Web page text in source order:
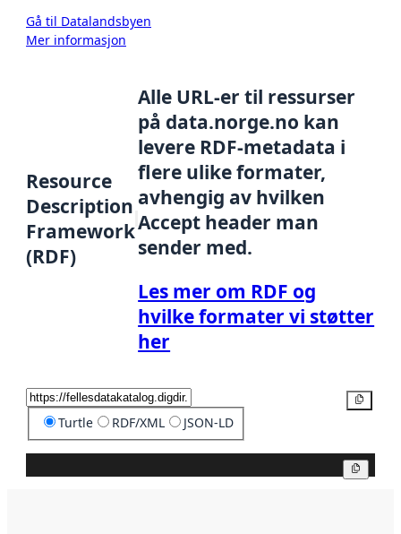
Gå til Datalandsbyen
Mer informasjon
Resource
Description
Framework
(RDF)
Alle URL-er til ressurser
på data.norge.no kan
levere RDF-metadata i
flere ulike formater,
avhengig av hvilken
Accept header man
sender med.
Les mer om RDF og
hvilke formater vi støtter
her
Turtle RDF/XML JSON-LD